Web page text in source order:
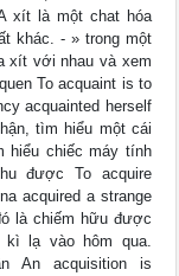
xít là một chat hóa
khác. - » trong một
xít với nhau và xem
To acquaint is to
acquainted herself
tìm hiểu một cái
hiểu chiếc máy tính
được To acquire
acquired a strange
là chiếm hữu được
lạ vào hôm qua.
An acquisition is